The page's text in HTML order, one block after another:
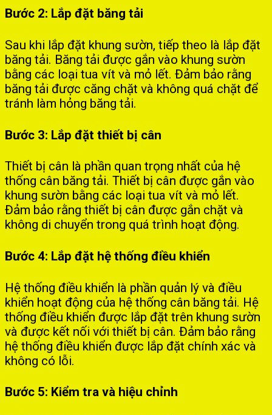
Bước 2: Lắp đặt băng tải
Sau khi lắp đặt khung sườn, tiếp theo là lắp đặt
băng tải. Băng tải được gắn vào khung sườn
bằng các loại tua vít và mỏ lết. Đảm bảo rằng
băng tải được căng chặt và không quá chặt để
tránh làm hỏng băng tải.
Bước 3: Lắp đặt thiết bị cân
Thiết bị cân là phần quan trọng nhất của hệ
thống cân băng tải. Thiết bị cân được gắn vào
khung sườn bằng các loại tua vít và mỏ lết.
Đảm bảo rằng thiết bị cân được gắn chặt và
không di chuyển trong quá trình hoạt động.
Bước 4: Lắp đặt hệ thống điều khiển
Hệ thống điều khiển là phần quản lý và điều
khiển hoạt động của hệ thống cân băng tải. Hệ
thống điều khiển được lắp đặt trên khung sườn
và được kết nối với thiết bị cân. Đảm bảo rằng
hệ thống điều khiển được lắp đặt chính xác và
không có lỗi.
Bước 5: Kiểm tra và hiệu chỉnh